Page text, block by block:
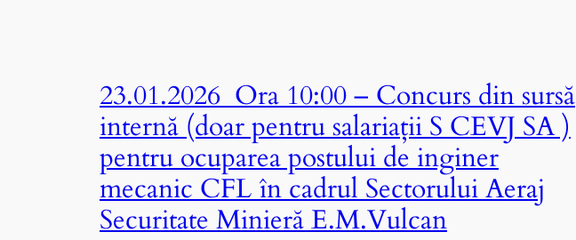
23.01.2026 Ora 10:00 – Concurs din sursă
internă (doar pentru salariații S CEVJ SA )
pentru ocuparea postului de inginer
mecanic CFL în cadrul Sectorului Aeraj
Securitate Minieră E.M.Vulcan